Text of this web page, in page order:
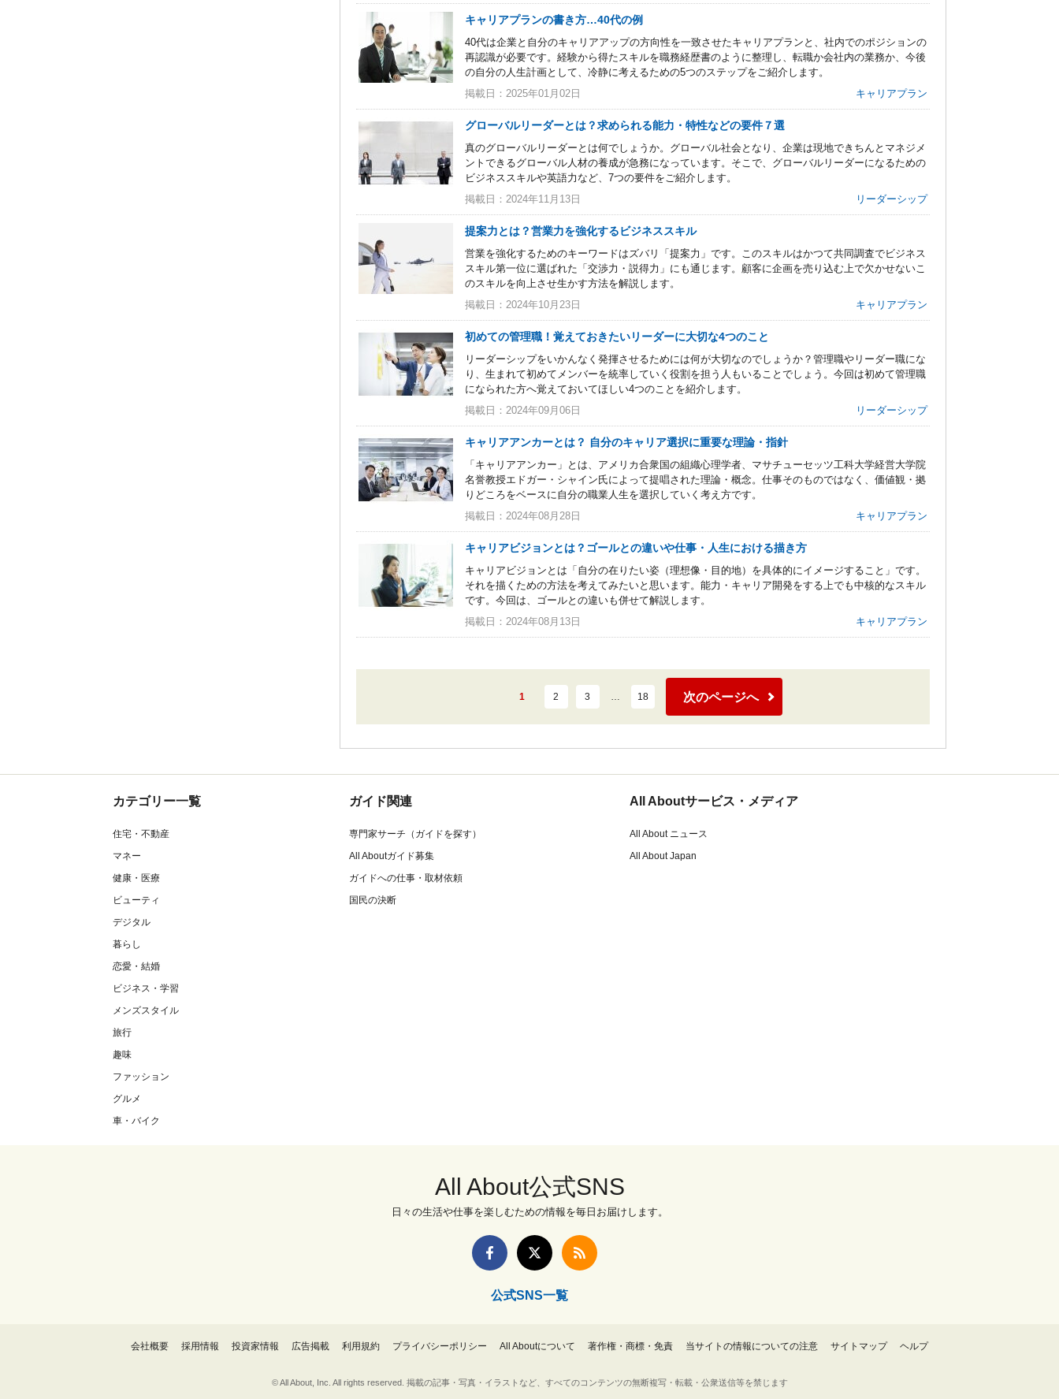
キャリアプランの書き方…40代の例
40代は企業と自分のキャリアアップの方向性を一致させたキャリアプランと、社内でのポジションの
再認識が必要です。経験から得たスキルを職務経歴書のように整理し、転職か会社内の業務か、今後
の自分の人生計画として、冷静に考えるための5つのステップをご紹介します。
掲載日：2025年01月02日
キャリアプラン
グローバルリーダーとは？求められる能力・特性などの要件７選
真のグローバルリーダーとは何でしょうか。グローバル社会となり、企業は現地できちんとマネジメ
ントできるグローバル人材の養成が急務になっています。そこで、グローバルリーダーになるための
ビジネススキルや英語力など、7つの要件をご紹介します。
掲載日：2024年11月13日
リーダーシップ
提案力とは？営業力を強化するビジネススキル
営業を強化するためのキーワードはズバリ「提案力」です。このスキルはかつて共同調査でビジネス
スキル第一位に選ばれた「交渉力・説得力」にも通じます。顧客に企画を売り込む上で欠かせないこ
のスキルを向上させ生かす方法を解説します。
掲載日：2024年10月23日
キャリアプラン
初めての管理職！覚えておきたいリーダーに大切な4つのこと
リーダーシップをいかんなく発揮させるためには何が大切なのでしょうか？管理職やリーダー職にな
り、生まれて初めてメンバーを統率していく役割を担う人もいることでしょう。今回は初めて管理職
になられた方へ覚えておいてほしい4つのことを紹介します。
掲載日：2024年09月06日
リーダーシップ
キャリアアンカーとは？ 自分のキャリア選択に重要な理論・指針
「キャリアアンカー」とは、アメリカ合衆国の組織心理学者、マサチューセッツ工科大学経営大学院
名誉教授エドガー・シャイン氏によって提唱された理論・概念。仕事そのものではなく、価値観・拠
りどころをベースに自分の職業人生を選択していく考え方です。
掲載日：2024年08月28日
キャリアプラン
キャリアビジョンとは？ゴールとの違いや仕事・人生における描き方
キャリアビジョンとは「自分の在りたい姿（理想像・目的地）を具体的にイメージすること」です。
それを描くための方法を考えてみたいと思います。能力・キャリア開発をする上でも中核的なスキル
です。今回は、ゴールとの違いも併せて解説します。
掲載日：2024年08月13日
キャリアプラン
1 2 3 … 18 次のページへ
カテゴリー一覧
住宅・不動産
マネー
健康・医療
ビューティ
デジタル
暮らし
恋愛・結婚
ビジネス・学習
メンズスタイル
旅行
趣味
ファッション
グルメ
車・バイク
ガイド関連
専門家サーチ（ガイドを探す）
All Aboutガイド募集
ガイドへの仕事・取材依頼
国民の決断
All Aboutサービス・メディア
All About ニュース
All About Japan
All About公式SNS
日々の生活や仕事を楽しむための情報を毎日お届けします。
公式SNS一覧
会社概要 採用情報 投資家情報 広告掲載 利用規約 プライバシーポリシー All Aboutについて 著作権・商標・免責 当サイトの情報についての注意 サイトマップ ヘルプ
© All About, Inc. All rights reserved. 掲載の記事・写真・イラストなど、すべてのコンテンツの無断複写・転載・公衆送信等を禁じます